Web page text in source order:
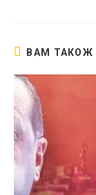
ВАМ